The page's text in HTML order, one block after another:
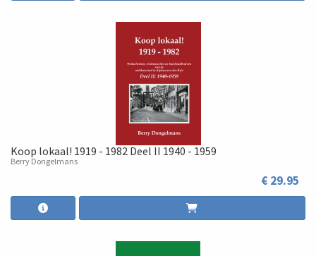
Koop lokaal! 1919 - 1982 Deel II 1940 - 1959
Berry Dongelmans
€ 29.95